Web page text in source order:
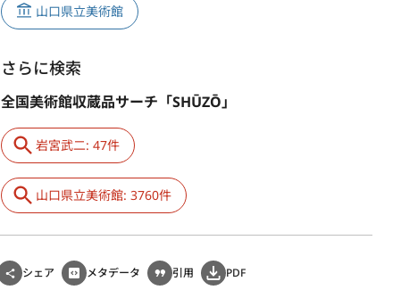
山口県立美術館
さらに検索
全国美術館収蔵品サーチ「SHŪZŌ」
岩宮武二: 47件
山口県立美術館: 3760件
シェア メタデータ 引用 PDF